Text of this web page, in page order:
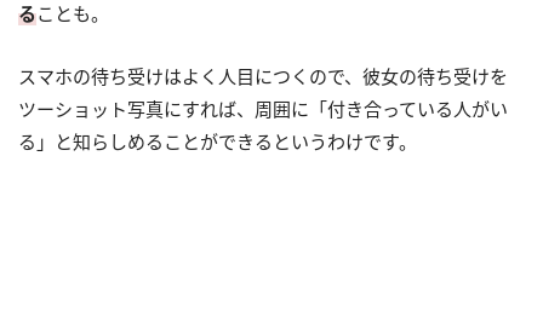
ることも。
スマホの待ち受けはよく人目につくので、彼女の待ち受けを
ツーショット写真にすれば、周囲に「付き合っている人がい
る」と知らしめることができるというわけです。